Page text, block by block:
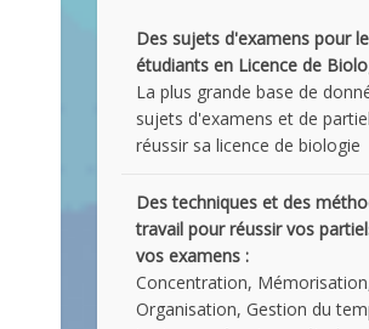
Des sujets d'examens pour
étudiants en Licence de
La plus grande base de
sujets d'examens et de
réussir sa licence de biologie
Des techniques et des
travail pour réussir vos
vos examens :
Concentration,
Organisation, Gestion du